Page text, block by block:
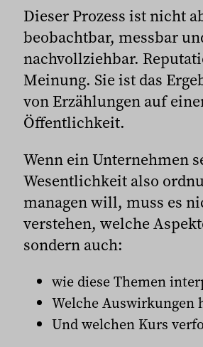
Dieser Prozess ist nicht
beobachtbar, messbar
nachvollziehbar.
Meinung. Sie ist das
von Erzählungen auf
Öffentlichkeit.
Wenn ein Unternehmen
Wesentlichkeit also
managen will, muss es
verstehen, welche
sondern auch:
wie diese Themen
Welche Auswirkungen
Und welchen Kurs